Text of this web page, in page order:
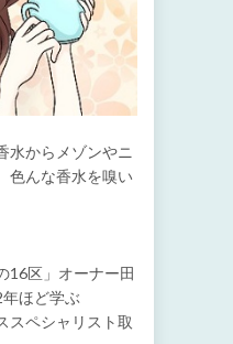
水からメゾンやニ
色んな香水を嗅い
16区」オーナー田
ほど学ぶ
スペシャリスト取